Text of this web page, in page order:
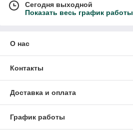
Сегодня выходной
Показать весь график работы
О нас
Контакты
Доставка и оплата
График работы